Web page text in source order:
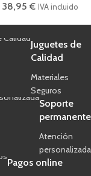
38,95€ IVA incluido
Juguetes de
Calidad
Materiales
Seguros
Soporte
permanente
Atención
personalizada
Pagos online